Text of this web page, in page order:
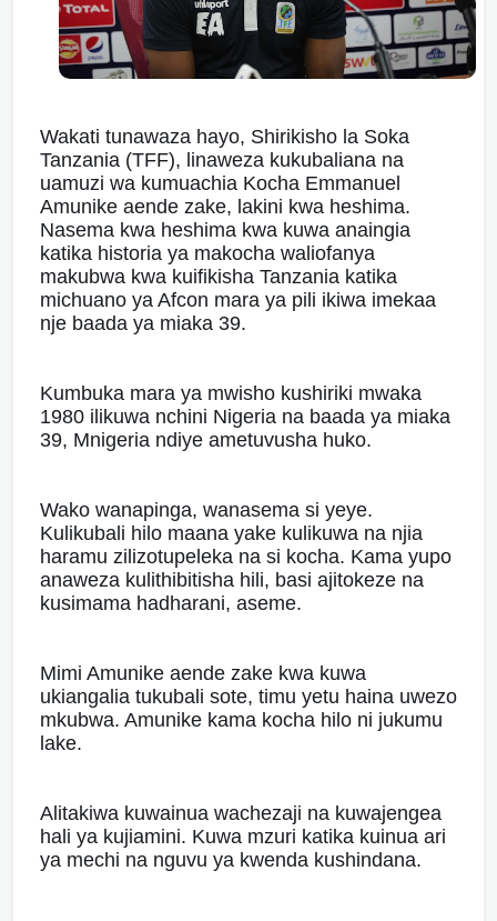
Wakati tunawaza hayo, Shirikisho la Soka
Tanzania (TFF), linaweza kukubaliana na
uamuzi wa kumuachia Kocha Emmanuel
Amunike aende zake, lakini kwa heshima.
Nasema kwa heshima kwa kuwa anaingia
katika historia ya makocha waliofanya
makubwa kwa kuifikisha Tanzania katika
michuano ya Afcon mara ya pili ikiwa imekaa
nje baada ya miaka 39.
Kumbuka mara ya mwisho kushiriki mwaka
1980 ilikuwa nchini Nigeria na baada ya miaka
39, Mnigeria ndiye ametuvusha huko.
Wako wanapinga, wanasema si yeye.
Kulikubali hilo maana yake kulikuwa na njia
haramu zilizotupeleka na si kocha. Kama yupo
anaweza kulithibitisha hili, basi ajitokeze na
kusimama hadharani, aseme.
Mimi Amunike aende zake kwa kuwa
ukiangalia tukubali sote, timu yetu haina uwezo
mkubwa. Amunike kama kocha hilo ni jukumu
lake.
Alitakiwa kuwainua wachezaji na kuwajengea
hali ya kujiamini. Kuwa mzuri katika kuinua ari
ya mechi na nguvu ya kwenda kushindana.